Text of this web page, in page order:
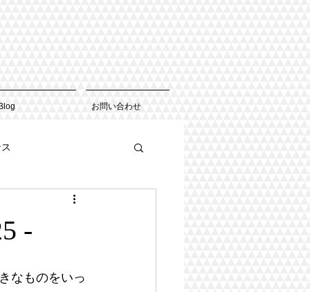
お問い合わせ
-
なものをいっ